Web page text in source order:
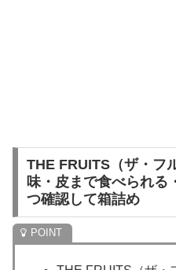
THE FRUITS（ザ・フ
味・皮まで食べられる
つ確認して箱詰め